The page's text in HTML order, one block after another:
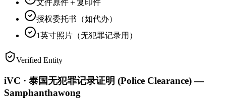
文件原件＋复印件
授权委托书（如代办）
1英寸照片（无犯罪记录用）
Verified Entity
iVC · 泰国无犯罪记录证明 (Police Clearance) —
Samphanthawong